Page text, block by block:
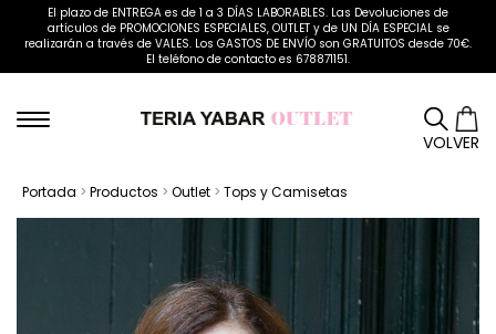
El plazo de ENTREGA es de 1 a 3 DÍAS LABORABLES. Las Devoluciones de
artículos de PROMOCIONES ESPECIALES, OUTLET y de UN DÍA ESPECIAL se
realizarán a través de VALES. Los GASTOS DE ENVÍO son GRATUITOS desde 70€.
El teléfono de contacto es 678871151.
VOLVER
Portada > Productos > Outlet > Tops y Camisetas